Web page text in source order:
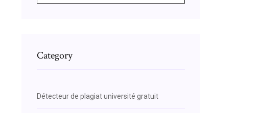
Category
Détecteur de plagiat université gratuit